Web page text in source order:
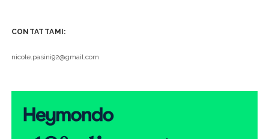
CONTATTAMI:
nicole.pasini92@gmail.com